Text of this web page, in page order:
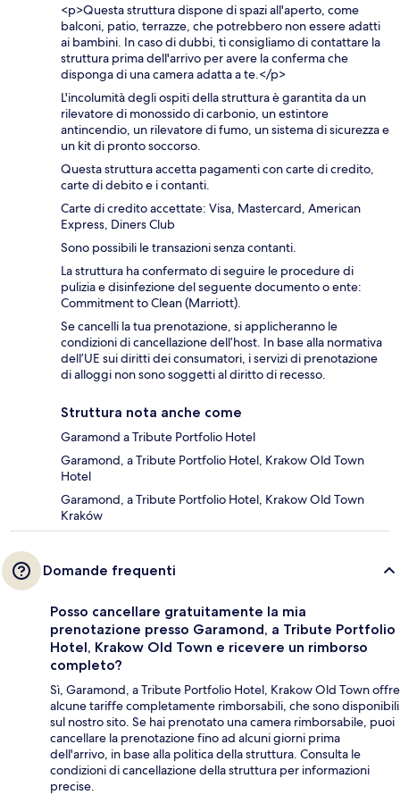
<p>Questa struttura dispone di spazi all'aperto, come
balconi, patio, terrazze, che potrebbero non essere adatti
ai bambini. In caso di dubbi, ti consigliamo di contattare la
struttura prima dell'arrivo per avere la conferma che
disponga di una camera adatta a te.</p>
L'incolumità degli ospiti della struttura è garantita da un
rilevatore di monossido di carbonio, un estintore
antincendio, un rilevatore di fumo, un sistema di sicurezza e
un kit di pronto soccorso.
Questa struttura accetta pagamenti con carte di credito,
carte di debito e i contanti.
Carte di credito accettate: Visa, Mastercard, American
Express, Diners Club
Sono possibili le transazioni senza contanti.
La struttura ha confermato di seguire le procedure di
pulizia e disinfezione del seguente documento o ente:
Commitment to Clean (Marriott).
Se cancelli la tua prenotazione, si applicheranno le
condizioni di cancellazione dell’host. In base alla normativa
dell’UE sui diritti dei consumatori, i servizi di prenotazione
di alloggi non sono soggetti al diritto di recesso.
Struttura nota anche come
Garamond a Tribute Portfolio Hotel
Garamond, a Tribute Portfolio Hotel, Krakow Old Town
Hotel
Garamond, a Tribute Portfolio Hotel, Krakow Old Town
Kraków
Domande frequenti
Posso cancellare gratuitamente la mia
prenotazione presso Garamond, a Tribute Portfolio
Hotel, Krakow Old Town e ricevere un rimborso
completo?
Sì, Garamond, a Tribute Portfolio Hotel, Krakow Old Town offre
alcune tariffe completamente rimborsabili, che sono disponibili
sul nostro sito. Se hai prenotato una camera rimborsabile, puoi
cancellare la prenotazione fino ad alcuni giorni prima
dell'arrivo, in base alla politica della struttura. Consulta le
condizioni di cancellazione della struttura per informazioni
precise.